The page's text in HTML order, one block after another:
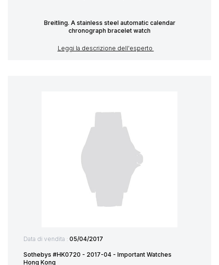
Breitling. A stainless steel automatic calendar
chronograph bracelet watch
Leggi la descrizione dell'esperto
Data di vendita : 05/04/2017
Sothebys #HK0720 - 2017-04 - Important Watches
Hong Kong